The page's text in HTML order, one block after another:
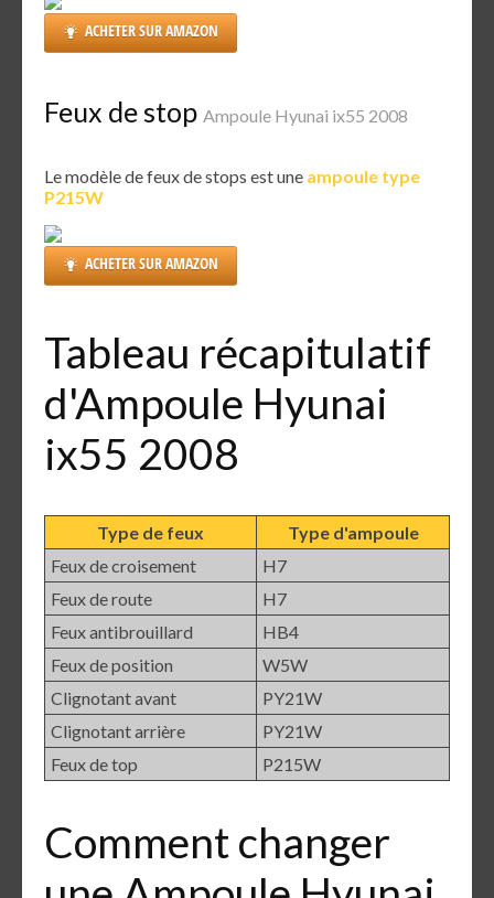
ACHETER SUR AMAZON
Feux de stop Ampoule Hyunai ix55 2008
Le modèle de feux de stops est une ampoule type
P215W
ACHETER SUR AMAZON
Tableau récapitulatif
d'Ampoule Hyunai
ix55 2008
Type de feux
Type d'ampoule
Feux de croisement
H7
Feux de route
H7
Feux antibrouillard
HB4
Feux de position
W5W
Clignotant avant
PY21W
Clignotant arrière
PY21W
Feux de top
P215W
Comment changer